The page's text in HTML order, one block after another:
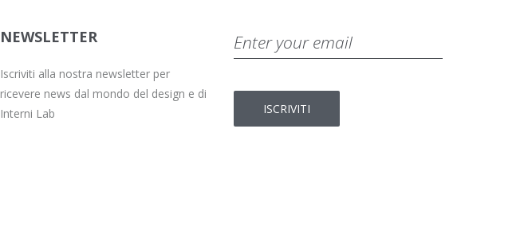
NEWSLETTER
Iscriviti alla nostra newsletter per
ricevere news dal mondo del design e di
Interni Lab